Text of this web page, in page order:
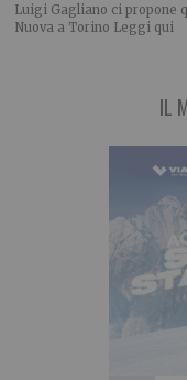
Luigi Gagliano ci propone
Nuova a Torino Leggi qui
IL